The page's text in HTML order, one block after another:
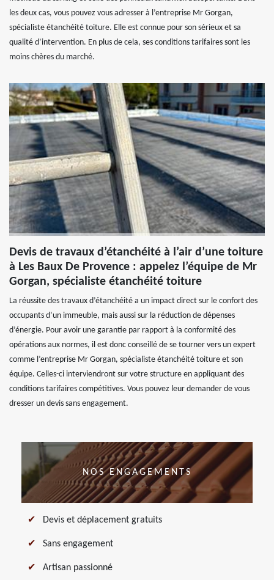
les deux cas, vous pouvez vous adresser à l’entreprise Mr Gorgan,
spécialiste étanchéité toiture. Elle est connue pour son sérieux et sa
qualité d’intervention. En plus de cela, ses conditions tarifaires sont les
moins chères du marché.
Devis de travaux d’étanchéité à l’air d’une toiture
à Les Baux De Provence : appelez l’équipe de Mr
Gorgan, spécialiste étanchéité toiture
La réussite des travaux d’étanchéité a un impact direct sur le confort des
occupants d’un immeuble, mais aussi sur la réduction de dépenses
d’énergie. Pour avoir une garantie par rapport à la conformité des
opérations aux normes, il est donc conseillé de se tourner vers un expert
comme l’entreprise Mr Gorgan, spécialiste étanchéité toiture et son
équipe. Celles-ci interviendront sur votre structure en appliquant des
conditions tarifaires compétitives. Vous pouvez leur demander de vous
dresser un devis sans engagement.
NOS ENGAGEMENTS
Devis et déplacement gratuits
Sans engagement
Artisan passionné